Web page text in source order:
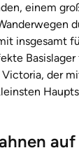
einem
insgesamt
der
auf